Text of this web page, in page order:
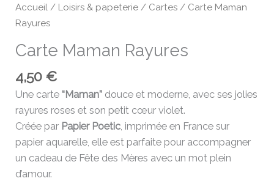
Accueil / Loisirs & papeterie / Cartes / Carte Maman
Rayures
Carte Maman Rayures
4,50€
Une carte “Maman” douce et moderne, avec ses jolies
rayures roses et son petit cœur violet.
Créée par Papier Poetic, imprimée en France sur
papier aquarelle, elle est parfaite pour accompagner
un cadeau de Fête des Mères avec un mot plein
d’amour.